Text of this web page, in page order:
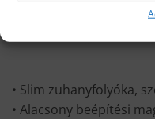
• Slim zuhanyfolyóka,
• Alacsony beépítési